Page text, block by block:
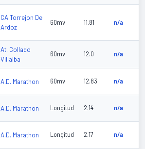
CA Torrejon De
Ardoz
60mv 11.81 n/a
At. Collado
Villalba
60mv 12.0 n/a
A.D. Marathon 60mv 12.83 n/a
A.D. Marathon Longitud 2.14 n/a
A.D. Marathon Longitud 2.17 n/a